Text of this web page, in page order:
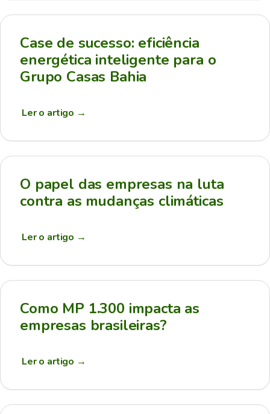
Case de sucesso: eficiência
energética inteligente para o
Grupo Casas Bahia
Ler o artigo →
O papel das empresas na luta
contra as mudanças climáticas
Ler o artigo →
Como MP 1.300 impacta as
empresas brasileiras?
Ler o artigo →